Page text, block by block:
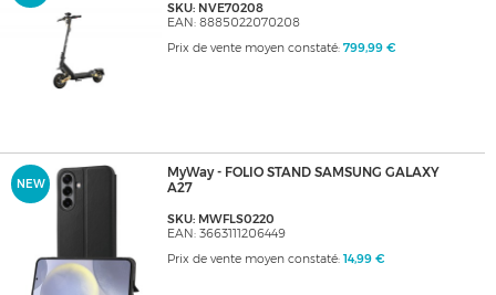
SKU: NVE70208
EAN: 8885022070208
Prix de vente moyen constaté: 799,99 €
NEW
MyWay - FOLIO STAND SAMSUNG GALAXY
A27
SKU: MWFLS0220
EAN: 3663111206449
Prix de vente moyen constaté: 14,99 €